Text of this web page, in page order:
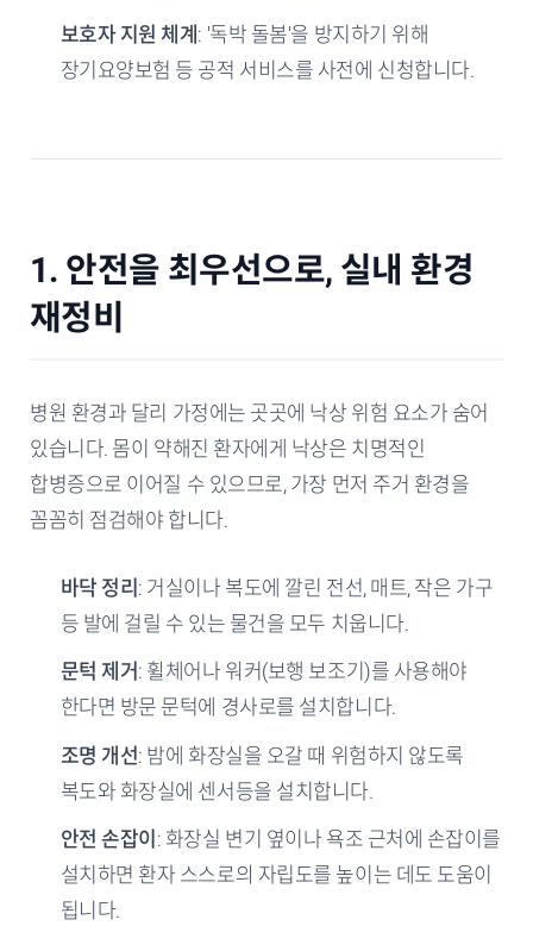
보호자 지원 체계 : '독박 돌봄'을 방지하기 위해
장기요양보험 등 공적 서비스를 사전에 신청합니다.
1. 안전을 최우선으로, 실내 환경
재정비
병원 환경과 달리 가정에는 곳곳에 낙상 위험 요소가 숨어
있습니다. 몸이 약해진 환자에게 낙상은 치명적인
합병증으로 이어질 수 있으므로, 가장 먼저 주거 환경을
꼼꼼히 점검해야 합니다.
바닥 정리 : 거실이나 복도에 깔린 전선, 매트, 작은 가구
등 발에 걸릴 수 있는 물건을 모두 치웁니다.
문턱 제거 : 휠체어나 워커(보행 보조기)를 사용해야
한다면 방문 문턱에 경사로를 설치합니다.
조명 개선: 밤에 화장실을 오갈 때 위험하지 않도록
복도와 화장실에 센서등을 설치합니다.
안전 손잡이 : 화장실 변기 옆이나 욕조 근처에 손잡이를
설치하면 환자 스스로의 자립도를 높이는 데도 도움이
됩니다.